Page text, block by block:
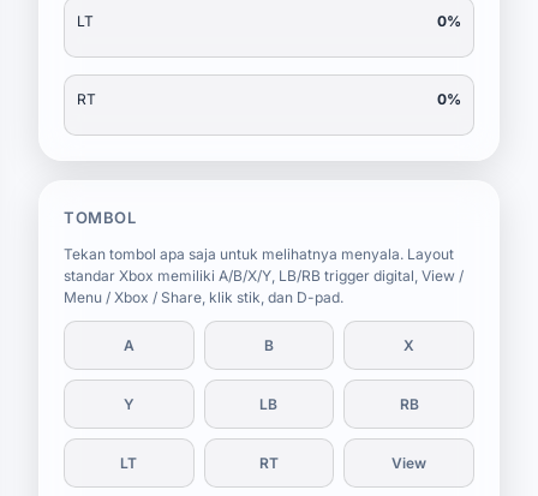
LT 0%
RT 0%
TOMBOL
Tekan tombol apa saja untuk melihatnya menyala. Layout
standar Xbox memiliki A/B/X/Y, LB/RB trigger digital, View /
Menu / Xbox / Share, klik stik, dan D-pad.
A B X
Y LB RB
LT RT View